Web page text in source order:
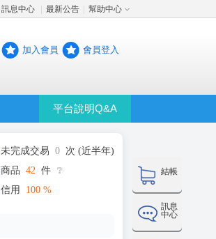
訊息中心 最新公告 幫助中心
加入會員 會員登入
平台說明Q&A
結帳
訊息
中心
未完成交易 0 次 (近半年)
商品 42 件 ❔
信用
100 %